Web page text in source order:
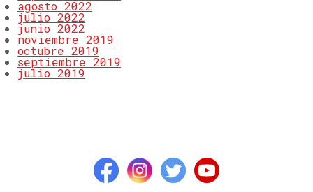
agosto 2022
julio 2022
junio 2022
noviembre 2019
octubre 2019
septiembre 2019
julio 2019